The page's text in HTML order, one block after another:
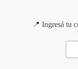
📍 Ingresá tu